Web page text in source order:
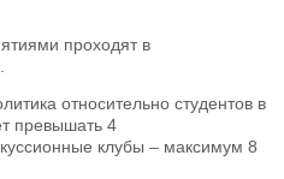
проходят в
относительно студентов в
превышать 4
клубы – максимум 8